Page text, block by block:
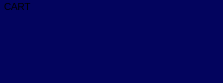
CART